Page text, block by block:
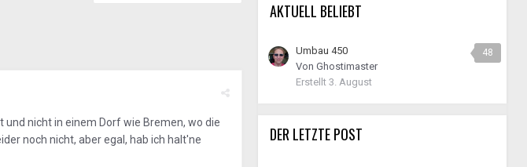
nicht in einem Dorf wie Bremen, wo die
noch nicht, aber egal, hab ich halt'ne
AKTUELL BELIEBT
48
Umbau 450
Von Ghostimaster
Erstellt 3. August
DER LETZTE POST